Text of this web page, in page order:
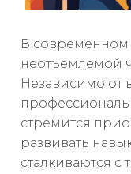
В современном
неотъемлемой
Независимо от
стремится
развивать
сталкиваются